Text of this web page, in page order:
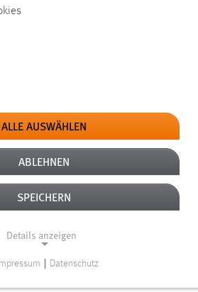
ALLE AUSWÄHLEN
ABLEHNEN
SPEICHERN
Details anzeigen
Impressum Datenschutz